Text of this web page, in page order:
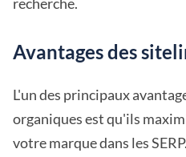
Avantages des
L'un des principaux
organiques est qu'ils
votre marque dans les